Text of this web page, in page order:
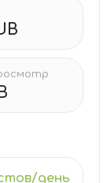
день